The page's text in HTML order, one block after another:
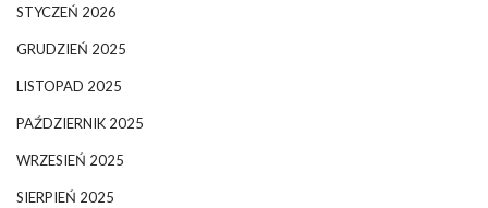
STYCZEŃ 2026
GRUDZIEŃ 2025
LISTOPAD 2025
PAŹDZIERNIK 2025
WRZESIEŃ 2025
SIERPIEŃ 2025